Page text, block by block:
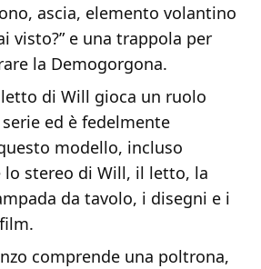
ascia, elemento volantino
visto?” e una trappola per
la Demogorgona.
letto di Will gioca un ruolo
ed è fedelmente
modello, incluso
stereo di Will, il letto, la
da tavolo, i disegni e i
comprende una poltrona,